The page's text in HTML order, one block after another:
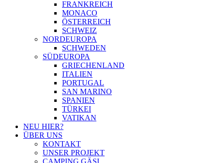
FRANKREICH
MONACO
ÖSTERREICH
SCHWEIZ
NORDEUROPA
SCHWEDEN
SÜDEUROPA
GRIECHENLAND
ITALIEN
PORTUGAL
SAN MARINO
SPANIEN
TÜRKEI
VATIKAN
NEU HIER?
ÜBER UNS
KONTAKT
UNSER PROJEKT
CAMPING GÄSI